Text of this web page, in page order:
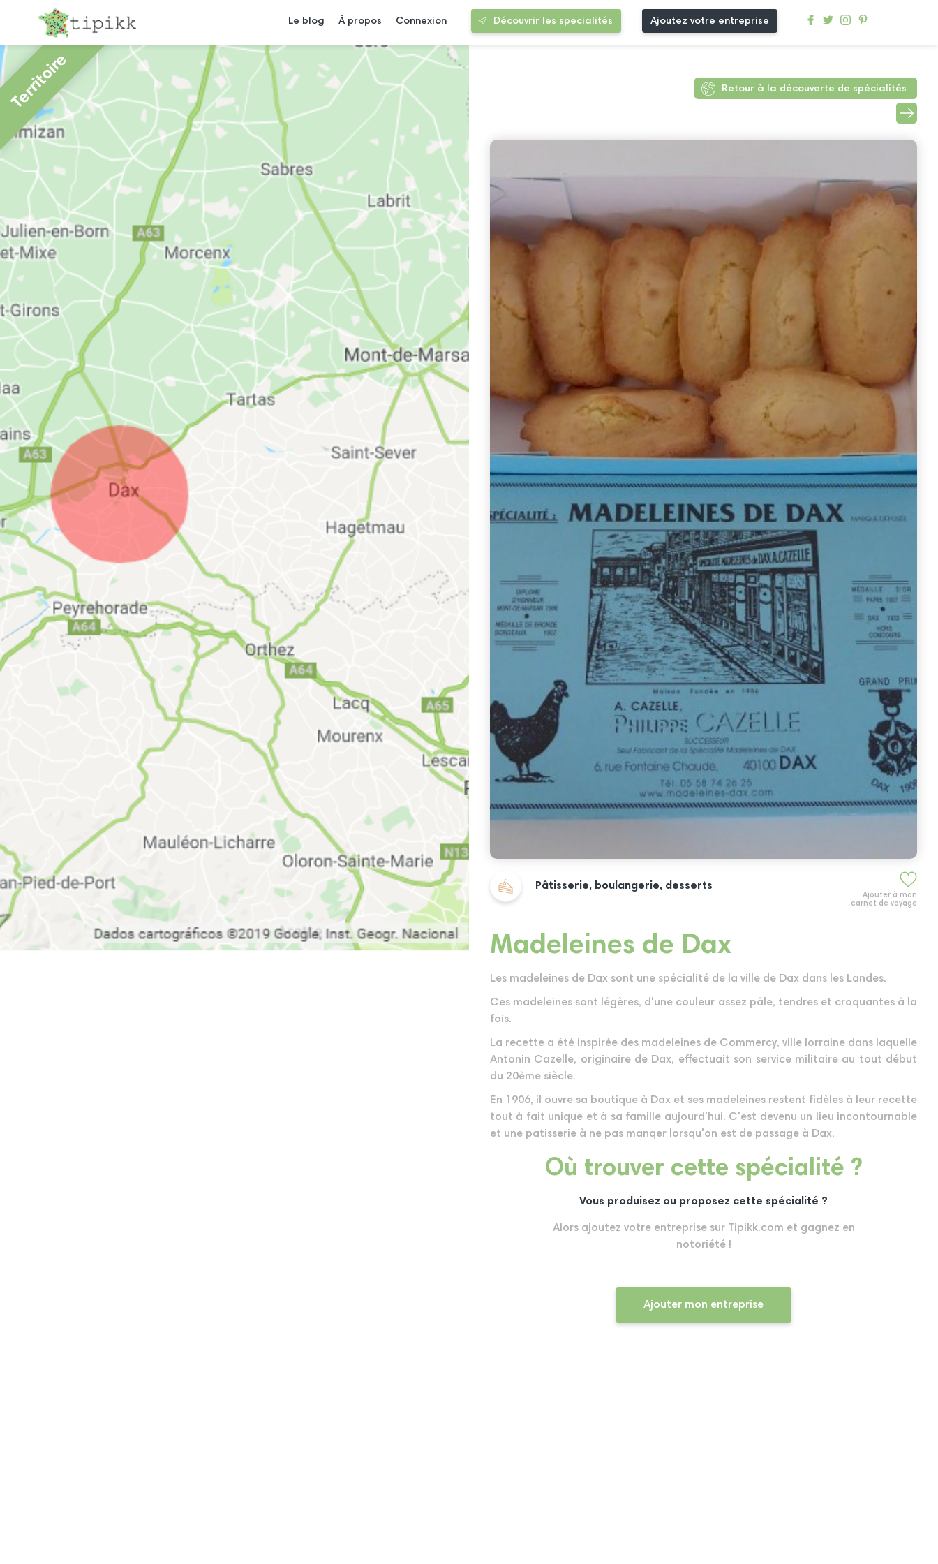
Le blog À propos Connexion Découvrir les specialités Ajoutez votre entreprise
Territoire Retour à la découverte de spécialités
Ajouter à mon
carnet de voyage
Pâtisserie, boulangerie, desserts
Madeleines de Dax
Les madeleines de Dax sont une spécialité de la ville de Dax dans les Landes.
Ces madeleines sont légères, d'une couleur assez pâle, tendres et croquantes à la
fois.
La recette a été inspirée des madeleines de Commercy, ville lorraine dans laquelle
Antonin Cazelle, originaire de Dax, effectuait son service militaire au tout début
du 20ème siècle.
En 1906, il ouvre sa boutique à Dax et ses madeleines restent fidèles à leur recette
tout à fait unique et à sa famille aujourd'hui. C'est devenu un lieu incontournable
et une patisserie à ne pas manqer lorsqu'on est de passage à Dax.
Où trouver cette spécialité ?
Vous produisez ou proposez cette spécialité ?
Alors ajoutez votre entreprise sur Tipikk.com et gagnez en
notoriété !
Ajouter mon entreprise